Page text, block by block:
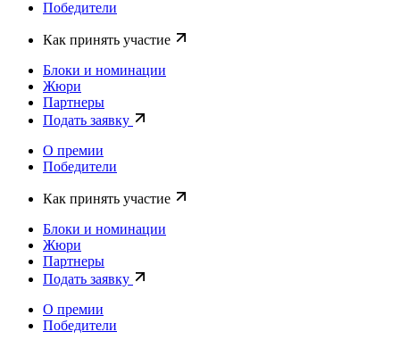
Победители
Как принять участие
Блоки и номинации
Жюри
Партнеры
Подать заявку
О премии
Победители
Как принять участие
Блоки и номинации
Жюри
Партнеры
Подать заявку
О премии
Победители